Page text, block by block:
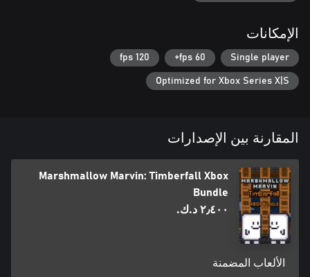
الإمكانات
Single player
60 fps+
120 fps
Optimized for Xbox Series X|S
المقارنة بين الإصدارات
Marshmallow Marvin: Timberfall Xbox
Bundle
٢٫٤٠٠ د.ك.‏
الألعاب المضمنة